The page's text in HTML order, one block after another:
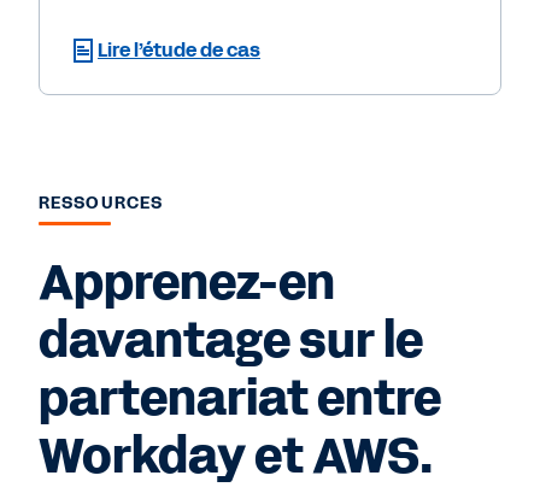
Lire l’étude de cas
RESSOURCES
Apprenez-en
davantage sur le
partenariat entre
Workday et AWS.